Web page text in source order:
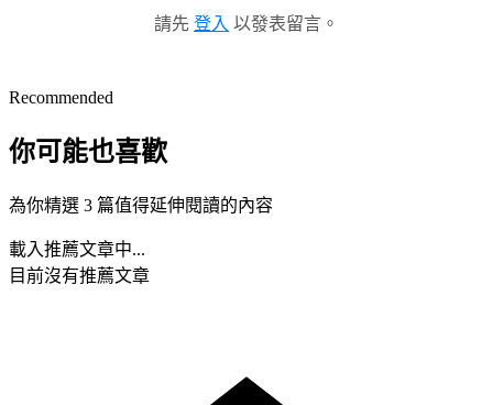
請先 登入 以發表留言。
Recommended
你可能也喜歡
為你精選 3 篇值得延伸閱讀的內容
載入推薦文章中...
目前沒有推薦文章